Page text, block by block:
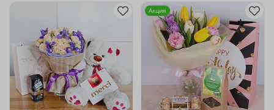
Акция